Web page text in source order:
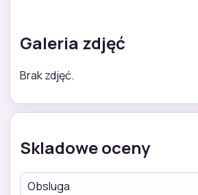
Galeria zdjęć
Brak zdjęć.
Skladowe oceny
Obsluga